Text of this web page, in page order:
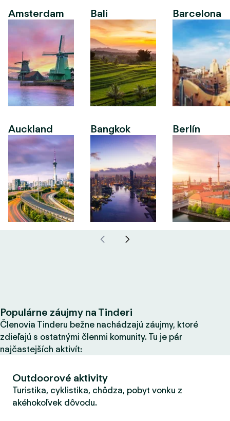
Amsterdam
Auckland
Bali
Bangkok
Barcelona
Berlín
Populárne záujmy na Tinderi
Členovia Tinderu bežne nachádzajú záujmy, ktoré
zdieľajú s ostatnými členmi komunity. Tu je pár
najčastejších aktivít:
Outdoorové aktivity
Turistika, cyklistika, chôdza, pobyt vonku z
akéhokoľvek dôvodu.